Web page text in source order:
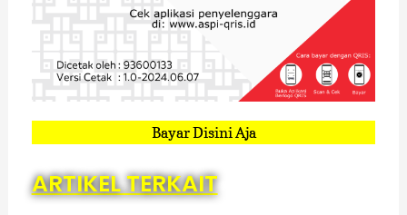
Bayar Disini Aja
ARTIKEL TERKAIT